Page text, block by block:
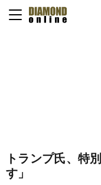
トランプ氏、特
す」